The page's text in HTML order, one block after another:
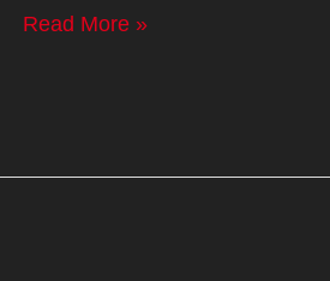
La
años
Read More »